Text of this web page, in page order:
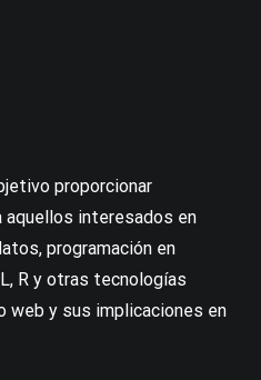
proporcionar
aquellos interesados en
programación en
R y otras tecnologías
web y sus implicaciones en